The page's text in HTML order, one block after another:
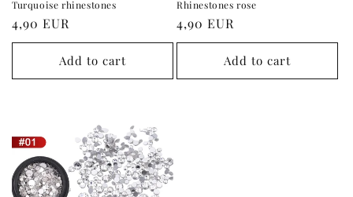
:
Turquoise rhinestones
Regular
price
4,90 EUR
Add to cart
Rhinestones rose
Regular
price
4,90 EUR
Add to cart